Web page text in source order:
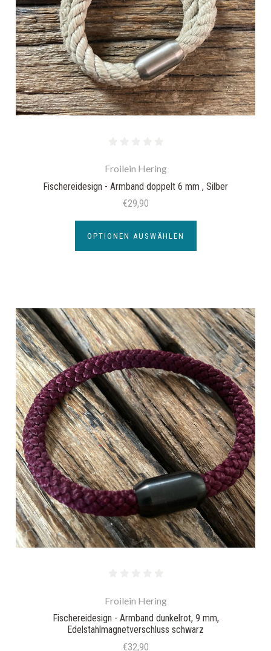
Froilein Hering
Fischereidesign - Armband doppelt 6 mm , Silber
€29,90
OPTIONEN AUSWÄHLEN
Froilein Hering
Fischereidesign - Armband dunkelrot, 9 mm,
Edelstahlmagnetverschluss schwarz
€32,90